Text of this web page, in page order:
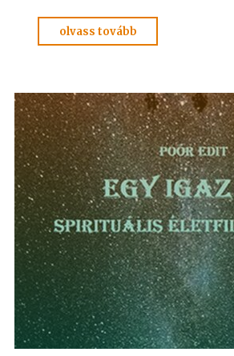
olvass tovább
ASZTAL
–
Poór
Edittől"